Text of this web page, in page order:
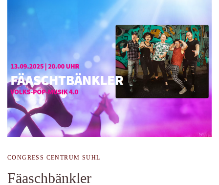
CONGRESS CENTRUM SUHL
Fäaschbänkler